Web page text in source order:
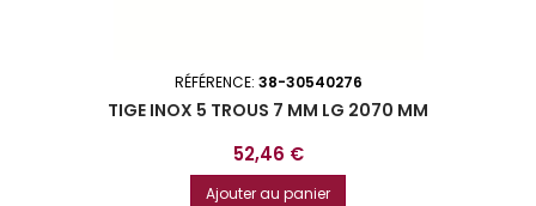
RÉFÉRENCE: 38-30540276
TIGE INOX 5 TROUS 7 MM LG 2070 MM
Prix
52,46 €
Ajouter au panier